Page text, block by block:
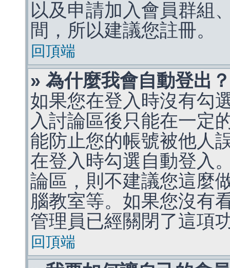
以及申請加入會員群組
間，所以建議您註冊。
回頂端
» 為什麼我會自動登出？
如果您在登入時沒有勾
入討論區後只能在一定
能防止您的帳號被他人
在登入時勾選自動登入
論區，則不建議您這麼
腦教室等。如果您沒有
管理員已經關閉了這項
回頂端